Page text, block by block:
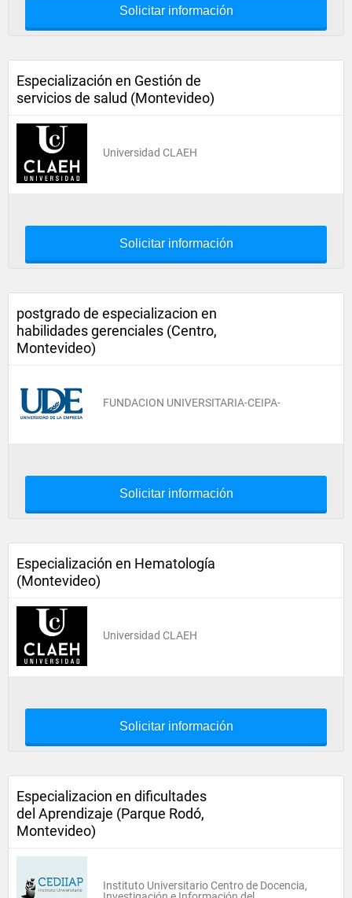
Solicitar información
Especialización en Gestión de
servicios de salud (Montevideo)
Universidad CLAEH
Solicitar información
postgrado de especializacion en
habilidades gerenciales (Centro,
Montevideo)
FUNDACION UNIVERSITARIA-CEIPA-
Solicitar información
Especialización en Hematología
(Montevideo)
Universidad CLAEH
Solicitar información
Especializacion en dificultades
del Aprendizaje (Parque Rodó,
Montevideo)
Instituto Universitario Centro de Docencia,